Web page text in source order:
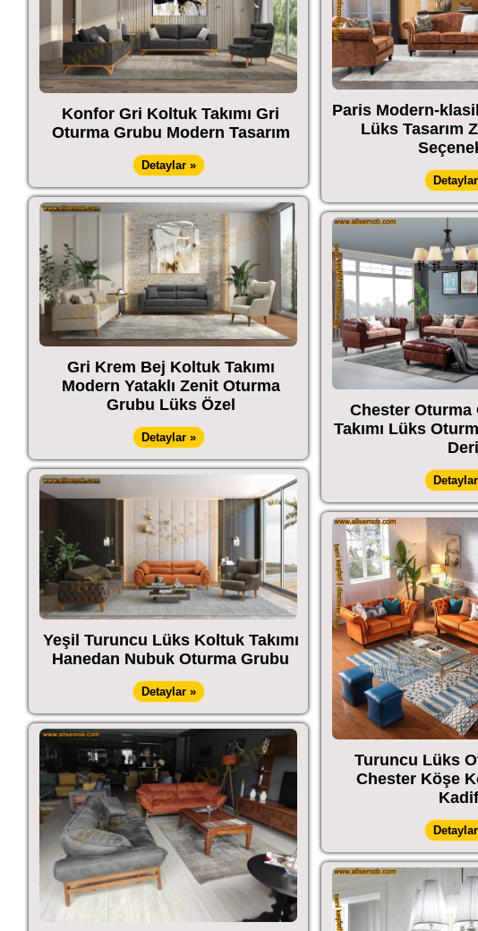
Konfor Gri Koltuk Takımı Gri
Oturma Grubu Modern Tasarım
Detaylar »
Gri Krem Bej Koltuk Takımı
Modern Yataklı Zenit Oturma
Grubu Lüks Özel
Detaylar »
Yeşil Turuncu Lüks Koltuk Takımı
Hanedan Nubuk Oturma Grubu
Detaylar »
Paris Modern-
Lüks Tasarım
Chester Oturma
Takımı Lüks
Deri
Turuncu Lüks
Chester Köşe